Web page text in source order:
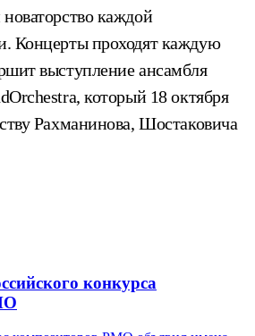
каждой
Концерты проходят каждую
выступление ансамбля
который 18 октября
Рахманинова, Шостаковича
конкурса